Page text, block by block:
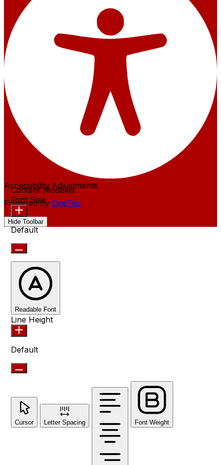
Accessibility Adjustments
Powered by OneTap
Hide Toolbar
Content Modules
Font Size
Default
Readable Font
Line Height
Default
Cursor Letter Spacing Font Weight